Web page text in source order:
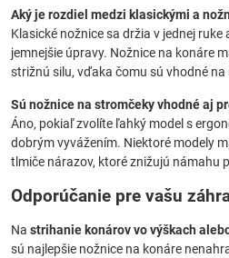
Aký je rozdiel medzi klasickými a
Klasické nožnice sa držia v jednej ruke
jemnejšie úpravy. Nožnice na konáre
strižnú silu, vďaka čomu sú vhodné na
Sú nožnice na stromčeky vhodné aj
Áno, pokiaľ zvolíte ľahký model s
dobrým vyvážením. Niektoré modely
tlmiče nárazov, ktoré znižujú námahu
Odporúčanie pre vašu
Na strihanie konárov vo výškach
sú najlepšie nožnice na konáre